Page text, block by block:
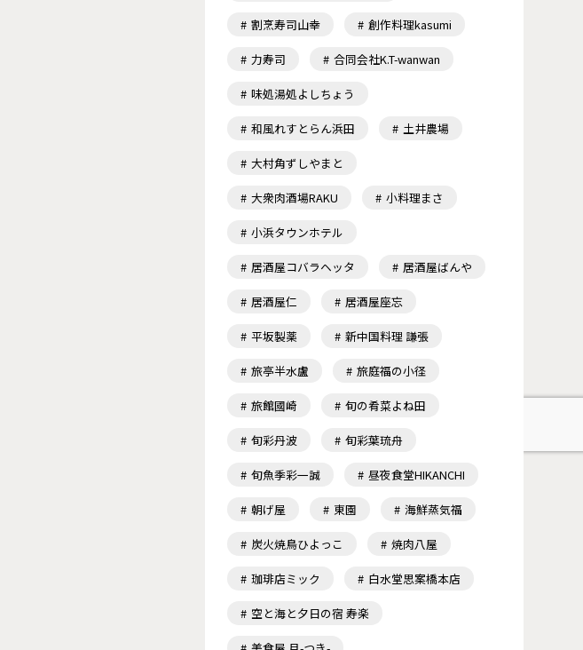
割烹寿司山幸 創作料理kasumi
力寿司 合同会社K.T-wanwan
味処湯処よしちょう
和風れすとらん浜田 土井農場
大村角ずしやまと
大衆肉酒場RAKU 小料理まさ
小浜タウンホテル
居酒屋コバラヘッタ 居酒屋ばんや
居酒屋仁 居酒屋座忘
平坂製薬 新中国料理 謙張
旅亭半水盧 旅庭福の小径
旅館國崎 旬の肴菜よね田
旬彩丹波 旬彩葉琉舟
旬魚季彩一誠 昼夜食堂HIKANCHI
朝げ屋 東園 海鮮蒸気福
炭火焼鳥ひよっこ 焼肉八屋
珈琲店ミック 白水堂思案橋本店
空と海と夕日の宿 寿楽